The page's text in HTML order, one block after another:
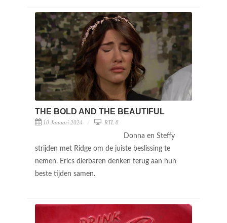
THE BOLD AND THE BEAUTIFUL
10 Januari 2024 RTL 8
Donna en Steffy
strijden met Ridge om de juiste beslissing te
nemen. Erics dierbaren denken terug aan hun
beste tijden samen.